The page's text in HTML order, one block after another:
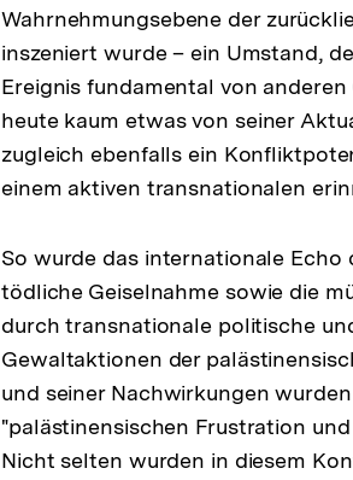
Wahrnehmungsebene der
inszeniert wurde – ein Umstand,
Ereignis fundamental von
heute kaum etwas von seiner
zugleich ebenfalls ein
einem aktiven transnationalen
So wurde das internationale Echo
tödliche Geiselnahme sowie die
durch transnationale politische
Gewaltaktionen der
und seiner Nachwirkungen
"palästinensischen Frustration
Nicht selten wurden in diesem